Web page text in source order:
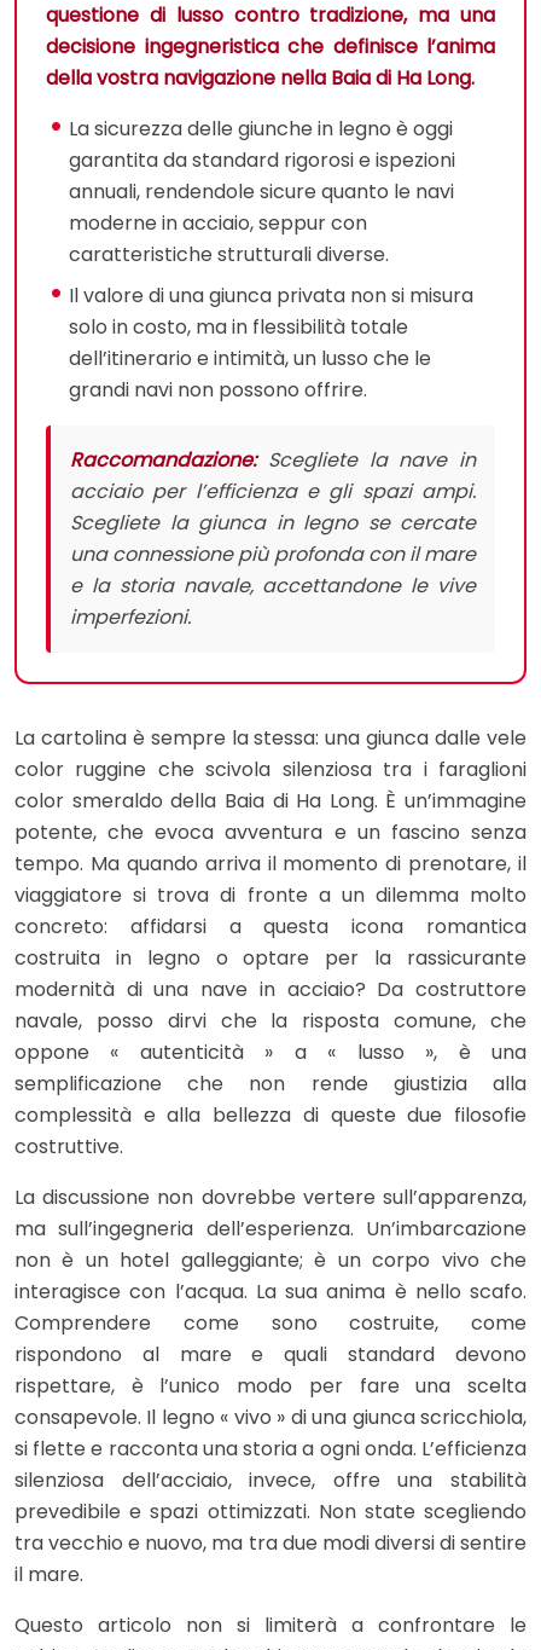
questione di lusso contro tradizione, ma una
decisione ingegneristica che definisce l’anima
della vostra navigazione nella Baia di Ha Long.
La sicurezza delle giunche in legno è oggi
garantita da standard rigorosi e ispezioni
annuali, rendendole sicure quanto le navi
moderne in acciaio, seppur con
caratteristiche strutturali diverse.
Il valore di una giunca privata non si misura
solo in costo, ma in flessibilità totale
dell’itinerario e intimità, un lusso che le
grandi navi non possono offrire.
Raccomandazione:Scegliete la nave in
acciaio per l’efficienza e gli spazi ampi.
Scegliete la giunca in legno se cercate
una connessione più profonda con il mare
e la storia navale, accettandone le vive
imperfezioni.
La cartolina è sempre la stessa: una giunca dalle vele
color ruggine che scivola silenziosa tra i faraglioni
color smeraldo della Baia di Ha Long. È un’immagine
potente, che evoca avventura e un fascino senza
tempo. Ma quando arriva il momento di prenotare, il
viaggiatore si trova di fronte a un dilemma molto
concreto: affidarsi a questa icona romantica
costruita in legno o optare per la rassicurante
modernità di una nave in acciaio? Da costruttore
navale, posso dirvi che la risposta comune, che
oppone « autenticità » a « lusso », è una
semplificazione che non rende giustizia alla
complessità e alla bellezza di queste due filosofie
costruttive.
La discussione non dovrebbe vertere sull’apparenza,
ma sull’ingegneria dell’esperienza. Un’imbarcazione
non è un hotel galleggiante; è un corpo vivo che
interagisce con l’acqua. La sua anima è nello scafo.
Comprendere come sono costruite, come
rispondono al mare e quali standard devono
rispettare, è l’unico modo per fare una scelta
consapevole. Il legno « vivo » di una giunca scricchiola,
si flette e racconta una storia a ogni onda. L’efficienza
silenziosa dell’acciaio, invece, offre una stabilità
prevedibile e spazi ottimizzati. Non state scegliendo
tra vecchio e nuovo, ma tra due modi diversi di sentire
il mare.
Questo articolo non si limiterà a confrontare le